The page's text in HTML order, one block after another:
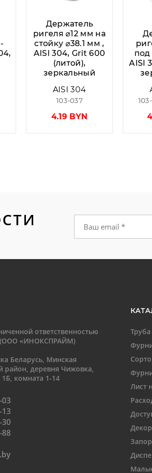
Держатель
ригеля ⌀12 мм на
стойку ⌀38.1 мм ,
AISI 304, Grit 600
(литой),
зеркальный
AISI 304
103-037
4.19 BYN
под
AISI
Форма подписки на
ответственностью
«ИНОКСПРАЙМ)
Беларусь, Минская
район, деревня Чижовка,
комната 1-14
03
13
30
88
Лист